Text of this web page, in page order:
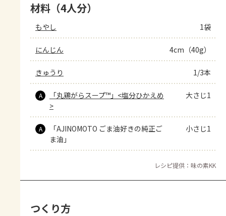
材料（4人分）
もやし 1袋
にんじん 4cm（40g）
きゅうり 1/3本
A
「丸鶏がらスープ™」<塩分ひかえめ
>
大さじ1
A
「AJINOMOTO ごま油好きの純正ご
ま油」
小さじ1
レシピ提供：味の素KK
つくり方